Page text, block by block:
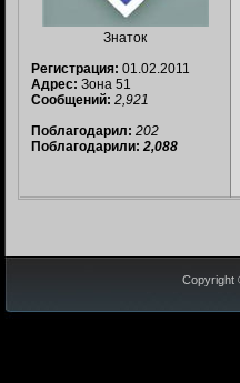
Знаток
Регистрация: 01.02.2011
Адрес: Зона 51
Сообщений: 2,921
Поблагодарил: 202
Поблагодарили: 2,088
Copyright